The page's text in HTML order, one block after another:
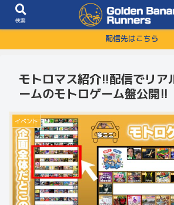
配信先はこちら
モトロマス紹介!!配信でリア
ームのモトロゲーム盤公開!!
イベント
検索